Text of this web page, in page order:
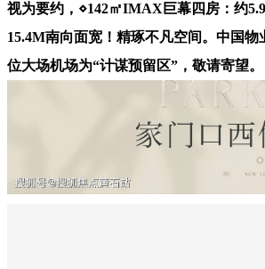
视为要约，⋄142㎡IMAX巨幕四房：约
15.4M南向面宽！精琢不凡空间。中国物
位大场机场为“计谋预留区”，敬请寄望。